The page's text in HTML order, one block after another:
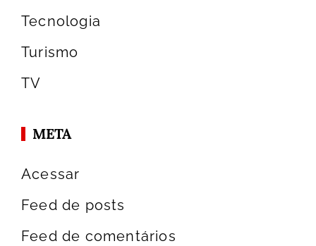
Tecnologia
Turismo
TV
META
Acessar
Feed de posts
Feed de comentários